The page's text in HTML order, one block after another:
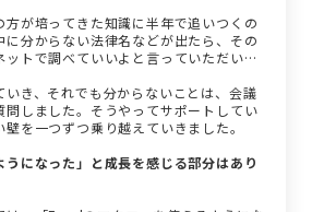
が培ってきた知識に半年で追いつくの
に分からない法律名などが出たら、その
トで調べていいよと言っていただいて
き、それでも分からないことは、会議
問しました。そうやってサポートしてい
を一つずつ乗り越えていきました。
になった」と成長を感じる部分はあり